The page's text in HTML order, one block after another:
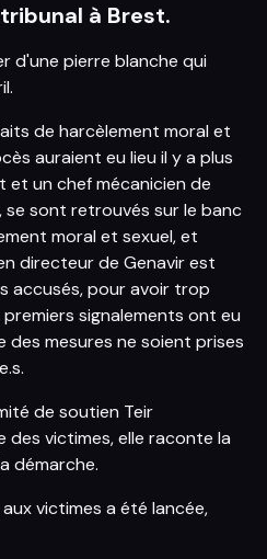
à Brest.
d'une pierre blanche qui
de harcèlement moral et
auraient eu lieu il y a plus
et un chef mécanicien de
se sont retrouvés sur le banc
moral et sexuel, et
directeur de Genavir est
accusés, pour avoir trop
signalements ont eu
des mesures ne soient prises
de soutien Teir
des victimes, elle raconte la
démarche.
victimes a été lancée,